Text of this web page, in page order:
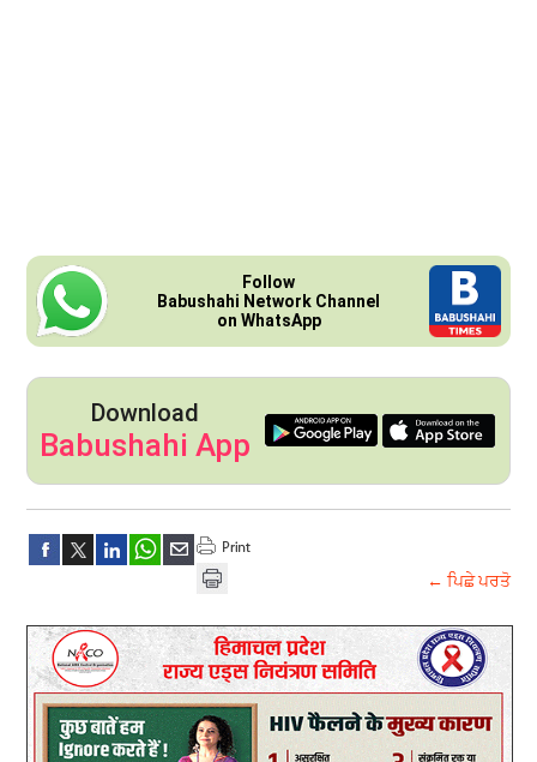
Follow
Babushahi Network Channel
on WhatsApp
Download
Babushahi App
← ਪਿਛੇ ਪਰਤੋ